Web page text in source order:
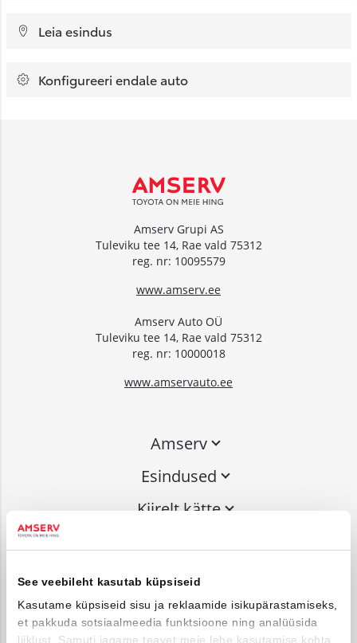
See veebileht kasutab küpsiseid
Kasutame küpsiseid sisu ja reklaamide isikupärastamiseks,
et pakkuda sotsiaalmeedia funktsioone ning analüüsida
liiklust. Samuti jagame teavet meie lehe kasutamise kohta
Leia esindus
Konfigureeri endale auto
Amserv Grupi AS
Tuleviku tee 14, Rae vald 75312
reg. nr: 10095579
www.amserv.ee
Amserv Auto OÜ
Tuleviku tee 14, Rae vald 75312
reg. nr: 10000018
www.amservauto.ee
Amserv
Esindused
Kiirelt kätte
Võta ühendust
info@amserv.ee